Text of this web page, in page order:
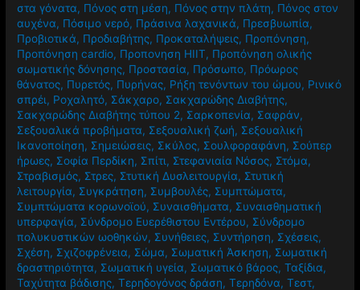
στα γόνατα, Πόνος στη μέση, Πόνος στην πλάτη, Πόνος στον
αυχένα, Πόσιμο νερό, Πράσινα λαχανικά, Πρεσβυωπία,
Προβιοτικά, Προδιαβήτης, Προκαταλήψεις, Προπόνηση,
Προπόνηση cardio, Προπονηση HIIT, Προπόνηση ολικής
σωματικής δόνησης, Προστασία, Πρόσωπο, Πρόωρος
θάνατος, Πυρετός, Πυρήνας, Ρήξη τενόντων του ώμου, Ρινικό
σπρέι, Ροχαλητό, Σάκχαρο, Σακχαρώδης Διαβήτης,
Σακχαρώδης Διαβήτης τύπου 2, Σαρκοπενία, Σαφράν,
Σεξουαλικά προβήματα, Σεξουαλική ζωή, Σεξουαλική
Ικανοποίηση, Σημειώσεις, Σκύλος, Σουλφοραφάνη, Σούπερ
ήρωες, Σοφία Περδίκη, Σπίτι, Στεφανιαία Νόσος, Στόμα,
Στραβισμός, Στρες, Στυτική Δυσλειτουργία, Στυτική
λειτουργία, Συγκράτηση, Συμβουλές, Συμπτώματα,
Συμπτώματα κορωνοϊού, Συναισθήματα, Συναισθηματική
υπερφαγία, Σύνδρομο Ευερέθιστου Εντέρου, Σύνδρομο
πολυκυστικών ωοθηκών, Συνήθειες, Συντήρηση, Σχέσεις,
Σχέση, Σχιζοφρένεια, Σώμα, Σωματική Άσκηση, Σωματική
δραστηριότητα, Σωματική υγεία, Σωματικό βάρος,Ταξίδια,
Ταχύτητα βάδισης,Τερηδογόνος δράση,Τερηδόνα,Τεστ,